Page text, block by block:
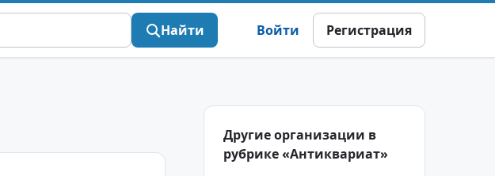
Найти Войти Регистрация
Другие организации в
рубрике «Антиквариат»